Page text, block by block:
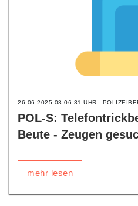
26.06.2025 08:06:31 UHR
POL-S:
Beute - Zeugen
mehr lesen